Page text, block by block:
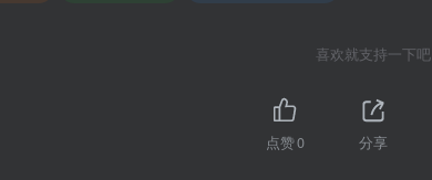
喜欢就支持一下吧
点赞0 分享